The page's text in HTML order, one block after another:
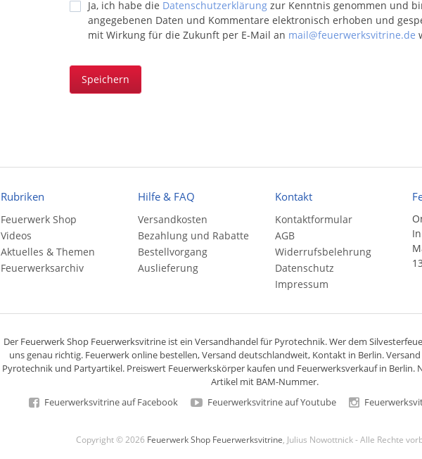
Ja, ich habe die Datenschutzerklärungzur Kenntnis genommen und
angegebenen Daten und Kommentare elektronisch erhoben und
mit Wirkung für die Zukunft per E-Mail an mail@feuerwerksvitrine.de
Speichern
Rubriken
Feuerwerk Shop
Videos
Aktuelles & Themen
Feuerwerksarchiv
Hilfe & FAQ
Versandkosten
Bezahlung und Rabatte
Bestellvorgang
Auslieferung
Kontakt
Kontaktformular
AGB
Widerrufsbelehrung
Datenschutz
Impressum
Der Feuerwerk Shop Feuerwerksvitrine ist ein Versandhandelfür Pyrotechnik. Wer dem
uns genau richtig. Feuerwerk online bestellen,Versand deutschlandweit, Kontakt in Berlin.
Pyrotechnikund Partyartikel. Preiswert Feuerwerkskörperkaufen und Feuerwerksverkauf in Berlin.
Artikel mit BAM-Nummer.
Feuerwerksvitrine auf Facebook
Feuerwerksvitrine auf Youtube
Copyright © 2026 Feuerwerk Shop Feuerwerksvitrine , Julius Nowottnick - Alle Rechte